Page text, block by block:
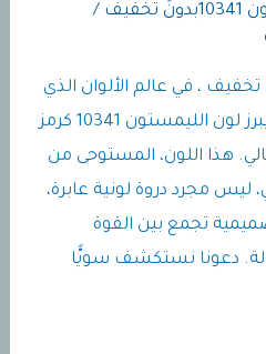
/
10341بدونً تخفيف ، في عالم الألوان الذي
يزخر بتناغمات لا حصر لها، يبرز لون الليمستون 10341 كرمز
هذا اللون، المستوحى من
ليس مجرد دروة لونية عابرة،
تجمع بين القوة
دعونا نستكشف سويًّا